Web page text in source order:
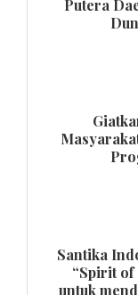
Putera
Santika
“Spirit of
untuk